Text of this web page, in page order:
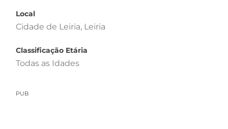
Local
Cidade de Leiria, Leiria
Classificação Etária
Todas as Idades
PUB